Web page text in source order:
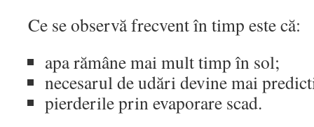
Ce se observă frecvent în timp este că:
apa rămâne mai mult timp în sol;
necesarul de udări devine mai
pierderile prin evaporare scad.